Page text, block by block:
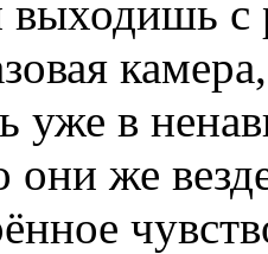
выходишь с
уже в
они же